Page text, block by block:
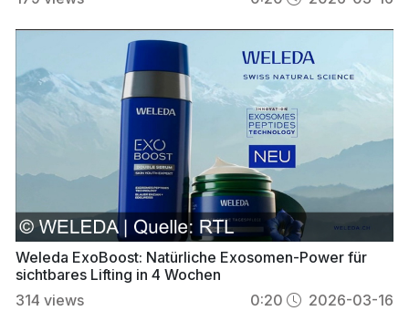
Weleda ExoBoost: Natürliche Exosomen-Power für
sichtbares Lifting in 4 Wochen
314 views 0:20 2026-03-16